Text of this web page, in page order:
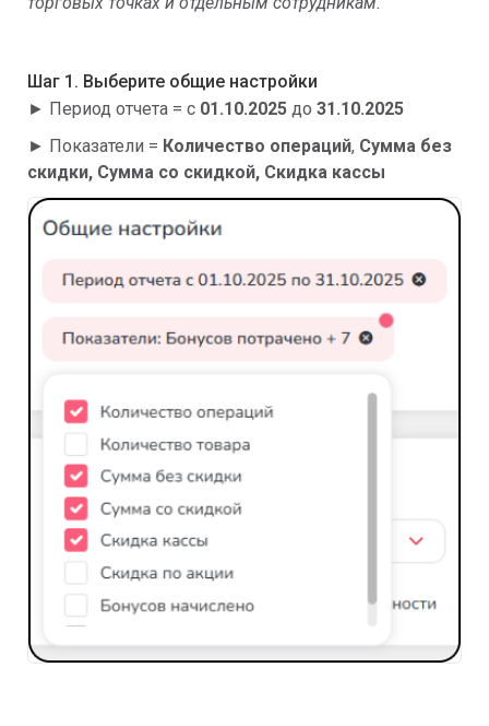
Шаг 1. Выберите общие настройки
► Период отчета = с 01.10.2025 до 31.10.2025
► Показатели = Количество операций, Сумма без
скидки, Сумма со скидкой, Скидка кассы